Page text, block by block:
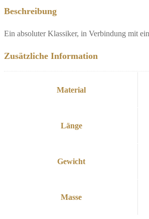
Beschreibung
Ein absoluter Klassiker, in Verbindung mit
Zusätzliche Information
Material
Länge
Gewicht
Masse